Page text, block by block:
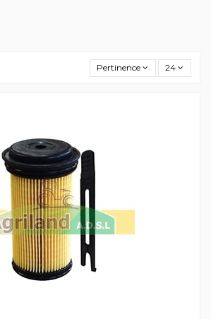
Pertinence 24